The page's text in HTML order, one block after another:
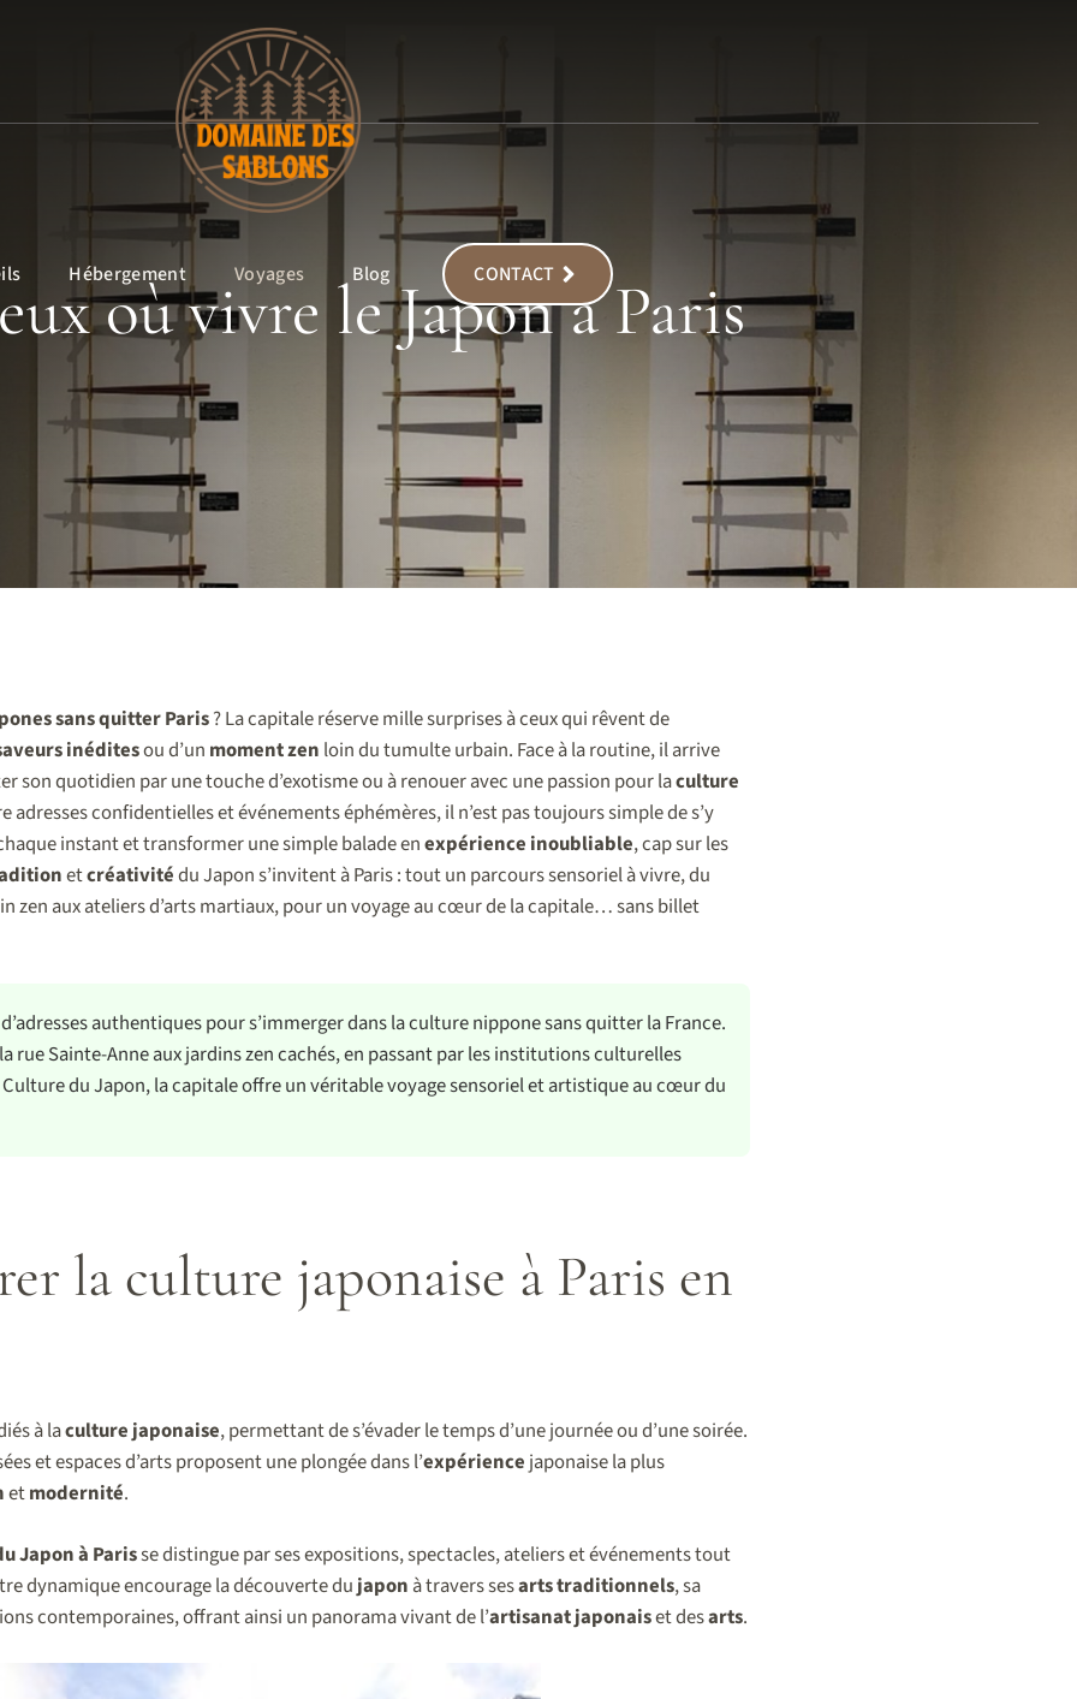
Hébergement Voyages Blog CONTACT
où vivre le Japon à Paris
sans quitter Paris? La capitale réserve mille surprises à ceux qui rêvent de
inéditesou d’un moment zen loin du tumulte urbain. Face à la routine, il arrive
son quotidien par une touche d’exotisme ou à renouer avec une passion pour laculture
adresses confidentielles et événements éphémères, il n’est pas toujours simple de s’y
instant et transformer une simple balade enexpérience inoubliable, cap sur les
etcréativitédu Japon s’invitent à Paris : tout un parcours sensoriel à vivre, du
zen aux ateliers d’arts martiaux, pour un voyage au cœur de la capitale… sans billet
authentiques pour s’immerger dans la culture nippone sans quitter la France.
rue Sainte-Anne aux jardins zen cachés, en passant par les institutions culturelles
du Japon, la capitale offre un véritable voyage sensoriel et artistique au cœur du
la culture japonaise à Paris en
à laculture japonaise, permettant de s’évader le temps d’une journée ou d’une soirée.
et espaces d’arts proposent une plongée dans l’expérience japonaise la plus
etmodernité.
Japon à Parisse distingue par ses expositions, spectacles, ateliers et événements tout
dynamique encourage la découverte dujapon à travers sesarts traditionnels, sa
contemporaines, offrant ainsi un panorama vivant de l’artisanat japonaiset desarts.